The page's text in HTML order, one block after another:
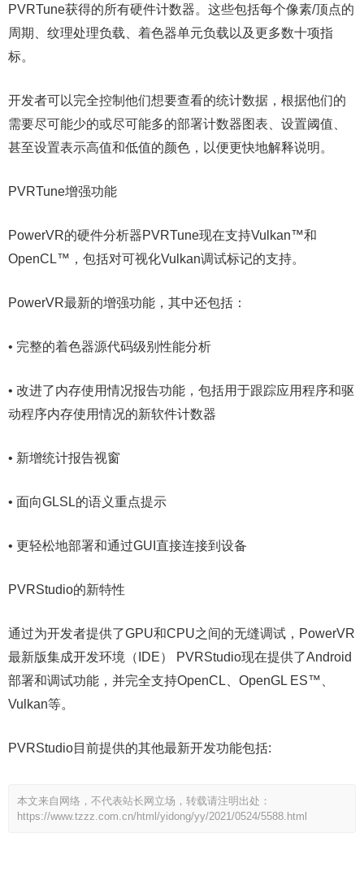
PVRTune获得的所有硬件计数器。这些包括每个像素/顶点的
周期、纹理处理负载、着色器单元负载以及更多数十项指
标。
开发者可以完全控制他们想要查看的统计数据，根据他们的
需要尽可能少的或尽可能多的部署计数器图表、设置阈值、
甚至设置表示高值和低值的颜色，以便更快地解释说明。
PVRTune增强功能
PowerVR的硬件分析器PVRTune现在支持Vulkan™和
OpenCL™，包括对可视化Vulkan调试标记的支持。
PowerVR最新的增强功能，其中还包括：
• 完整的着色器源代码级别性能分析
• 改进了内存使用情况报告功能，包括用于跟踪应用程序和驱
动程序内存使用情况的新软件计数器
• 新增统计报告视窗
• 面向GLSL的语义重点提示
• 更轻松地部署和通过GUI直接连接到设备
PVRStudio的新特性
通过为开发者提供了GPU和CPU之间的无缝调试，PowerVR
最新版集成开发环境（IDE） PVRStudio现在提供了Android
部署和调试功能，并完全支持OpenCL、OpenGL ES™、
Vulkan等。
PVRStudio目前提供的其他最新开发功能包括:
本文来自网络，不代表站长网立场，转载请注明出处：
https://www.tzzz.com.cn/html/yidong/yy/2021/0524/5588.html